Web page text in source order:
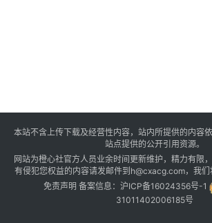
本站不含上传下载及经营性内容，站内所提供的内容
站点提供的公开引用资源。
网站为橙心社官方人员业余时间更新维护，精力有限
有侵犯您权益的内容请发邮件到h@cxacg.com，我们
免责声明 备案信息： 沪ICP备16024356号-1
31011402006185号